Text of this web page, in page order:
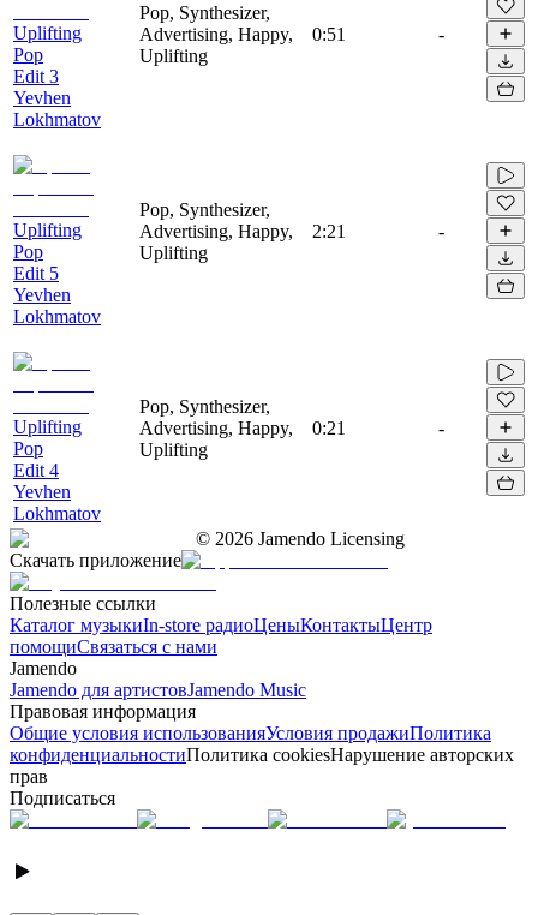
Uplifting
Pop
Edit 3
Yevhen
Lokhmatov
Pop, Synthesizer,
Advertising, Happy,
Uplifting
0:51 -
Uplifting
Pop
Edit 5
Yevhen
Lokhmatov
Pop, Synthesizer,
Advertising, Happy,
Uplifting
2:21 -
Uplifting
Pop
Edit 4
Yevhen
Lokhmatov
Pop, Synthesizer,
Advertising, Happy,
Uplifting
0:21 -
© 2026 Jamendo Licensing
Скачать приложение
Полезные ссылки
Каталог музыкиIn-store радиоЦеныКонтактыЦентр
помощиСвязаться с нами
Jamendo
Jamendo для артистовJamendo Music
Правовая информация
Общие условия использованияУсловия продажиПолитика
конфиденциальностиПолитика cookiesНарушение авторских
прав
Подписаться